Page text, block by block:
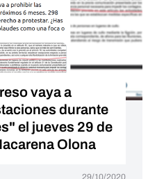
vaya a
durante
el jueves 29 de
Olona
29/10/2020